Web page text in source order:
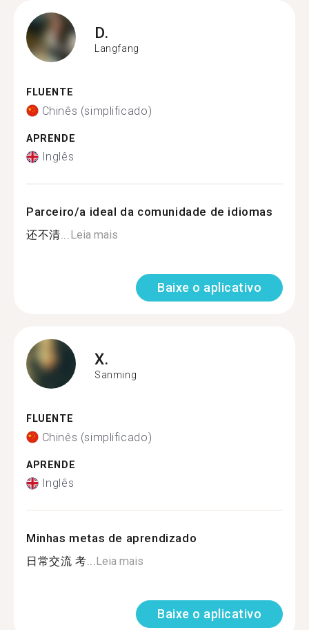
D.
Langfang
FLUENTE
Chinês (simplificado)
APRENDE
Inglês
Parceiro/a ideal da comunidade de idiomas
还不清...Leia mais
Baixe o aplicativo
X.
Sanming
FLUENTE
Chinês (simplificado)
APRENDE
Inglês
Minhas metas de aprendizado
日常交流 考...Leia mais
Baixe o aplicativo